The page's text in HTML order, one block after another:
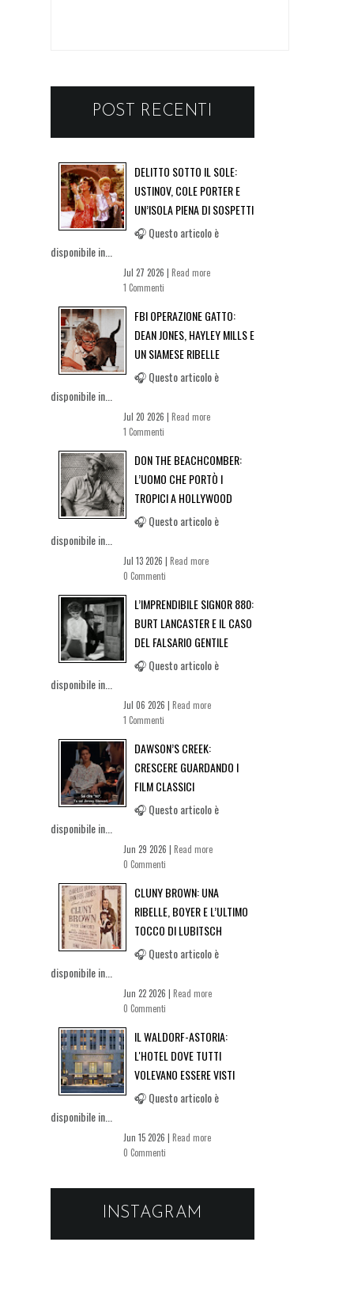
POST RECENTI
DELITTO SOTTO IL SOLE:
USTINOV, COLE PORTER E
UN’ISOLA PIENA DI SOSPETTI
🎧 Questo articolo è
disponibile in...
Jul 27 2026 | Read more
1 Commenti
FBI OPERAZIONE GATTO:
DEAN JONES, HAYLEY MILLS E
UN SIAMESE RIBELLE
🎧 Questo articolo è
disponibile in...
Jul 20 2026 | Read more
1 Commenti
DON THE BEACHCOMBER:
L’UOMO CHE PORTÒ I
TROPICI A HOLLYWOOD
🎧 Questo articolo è
disponibile in...
Jul 13 2026 | Read more
0 Commenti
L’IMPRENDIBILE SIGNOR 880:
BURT LANCASTER E IL CASO
DEL FALSARIO GENTILE
🎧 Questo articolo è
disponibile in...
Jul 06 2026 | Read more
1 Commenti
DAWSON’S CREEK:
CRESCERE GUARDANDO I
FILM CLASSICI
🎧 Questo articolo è
disponibile in...
Jun 29 2026 | Read more
0 Commenti
CLUNY BROWN: UNA
RIBELLE, BOYER E L’ULTIMO
TOCCO DI LUBITSCH
🎧 Questo articolo è
disponibile in...
Jun 22 2026 | Read more
0 Commenti
IL WALDORF-ASTORIA:
L'HOTEL DOVE TUTTI
VOLEVANO ESSERE VISTI
🎧 Questo articolo è
disponibile in...
Jun 15 2026 | Read more
0 Commenti
INSTAGRAM